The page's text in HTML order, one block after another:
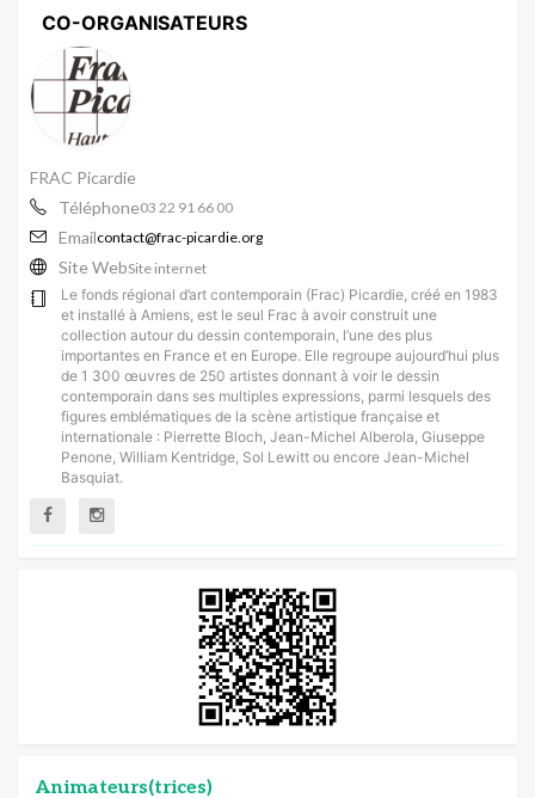
CO-ORGANISATEURS
FRAC Picardie
Téléphone03 22 91 66 00
Emailcontact@frac-picardie.org
Site WebSite internet
Le fonds régional d’art contemporain (Frac) Picardie, créé en 1983
et installé à Amiens, est le seul Frac à avoir construit une
collection autour du dessin contemporain, l’une des plus
importantes en France et en Europe. Elle regroupe aujourd’hui plus
de 1 300 œuvres de 250 artistes donnant à voir le dessin
contemporain dans ses multiples expressions, parmi lesquels des
figures emblématiques de la scène artistique française et
internationale : Pierrette Bloch, Jean-Michel Alberola, Giuseppe
Penone, William Kentridge, Sol Lewitt ou encore Jean-Michel
Basquiat.
Animateurs(trices)